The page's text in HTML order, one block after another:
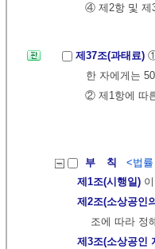
④ 제2항 및 제
제37조(과태료)
한 자에게는
② 제1항에 따
부 칙
<법
제1조(시행일)
제2조(소상공인
조에 따라 정
제3조(소상공인